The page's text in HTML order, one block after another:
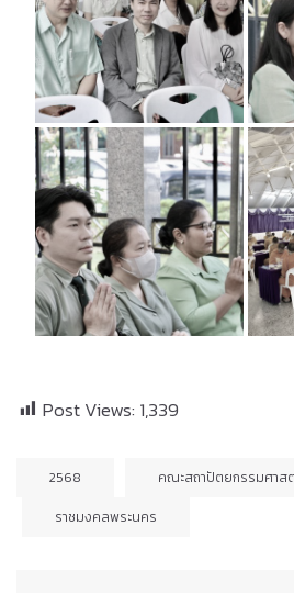
Post Views: 1,339
2568
คณะสถาปัตยกรรมศาส
ราชมงคลพระนคร